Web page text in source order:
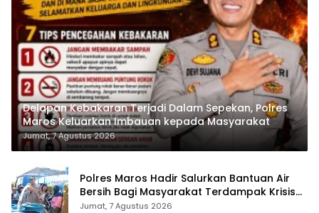
Delapan Kebakaran Terjadi Dalam Sepekan, Polres
Maros Keluarkan Imbauan kepada Masyarakat
Jumat, 7 Agustus 2026
Polres Maros Hadir Salurkan Bantuan Air
Bersih Bagi Masyarakat Terdampak Krisis
Air Bersih Di Maros
Jumat, 7 Agustus 2026